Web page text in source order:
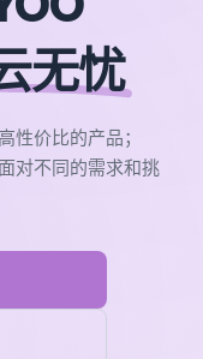
无忧
性价比的产品；
对不同的需求和挑